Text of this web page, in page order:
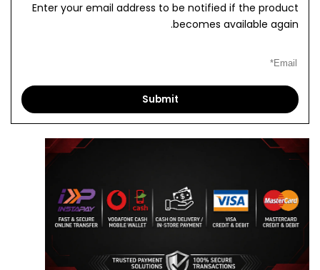
Enter your email address to be notified if the product
becomes available again.
Submit